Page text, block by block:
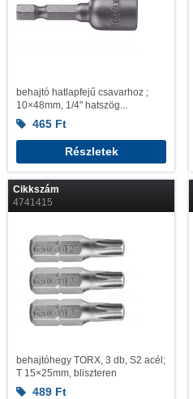
behajtó hatlapfejű csavarhoz ;
10×48mm, 1/4" hatszög...
465 Ft
Részletek
Cikkszám
4741415
behajtóhegy TORX, 3 db, S2 acél;
T 15×25mm, bliszteren
489 Ft